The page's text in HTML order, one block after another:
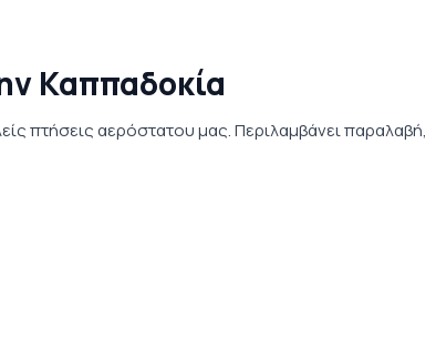
Καππαδοκία
πτήσεις αερόστατου μας. Περιλαμβάνει παραλαβή,